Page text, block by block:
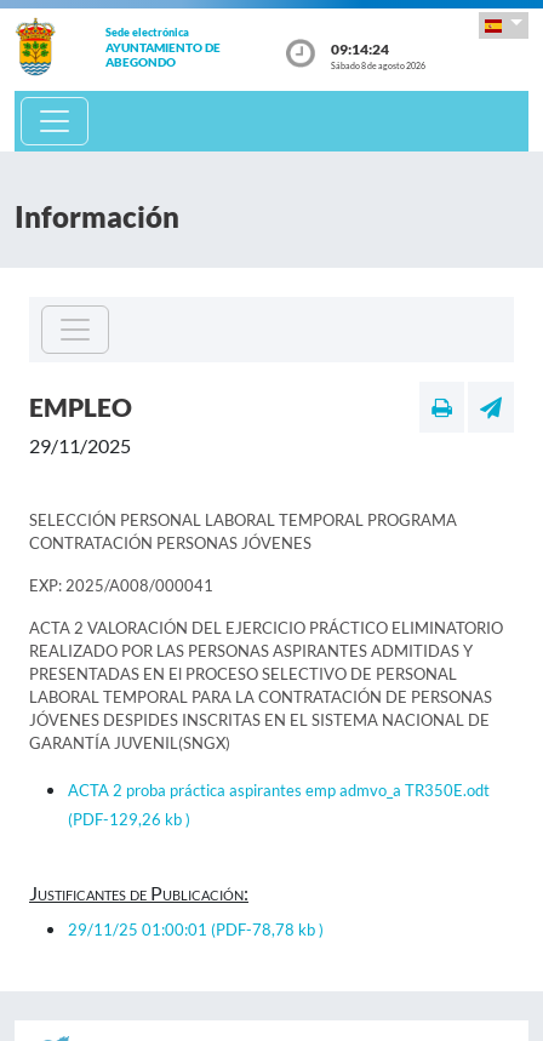
Sede electrónica
AYUNTAMIENTO DE
ABEGONDO
09:14:24
Sábado 8 de agosto 2026
Información
EMPLEO
29/11/2025
SELECCIÓN PERSONAL LABORAL TEMPORAL PROGRAMA
CONTRATACIÓN PERSONAS JÓVENES
EXP: 2025/A008/000041
ACTA 2 VALORACIÓN DEL EJERCICIO PRÁCTICO ELIMINATORIO
REALIZADO POR LAS PERSONAS ASPIRANTES ADMITIDAS Y
PRESENTADAS EN El PROCESO SELECTIVO DE PERSONAL
LABORAL TEMPORAL PARA LA CONTRATACIÓN DE PERSONAS
JÓVENES DESPIDES INSCRITAS EN EL SISTEMA NACIONAL DE
GARANTÍA JUVENIL(SNGX)
ACTA 2 proba práctica aspirantes emp admvo_a TR350E.odt
(PDF-129,26 kb )
Justificantes de Publicación:
29/11/25 01:00:01 (PDF-78,78 kb )